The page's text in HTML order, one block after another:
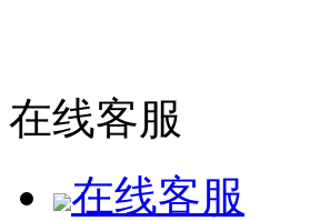
在线客服
在线客服